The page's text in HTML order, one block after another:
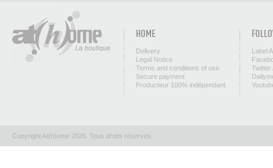
HOME
Delivery
Legal Notice
Terms and conditions of use
Secure payment
Producteur 100% indépendant
Label
Twitter
Copyright At(h)ome 2026. Tous droits réservés